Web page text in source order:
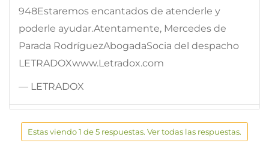
948Estaremos encantados de atenderle y
poderle ayudar.Atentamente, Mercedes de
Parada RodríguezAbogadaSocia del despacho
LETRADOXwww.Letradox.com
— LETRADOX
Estas viendo 1 de 5 respuestas. Ver todas las respuestas.